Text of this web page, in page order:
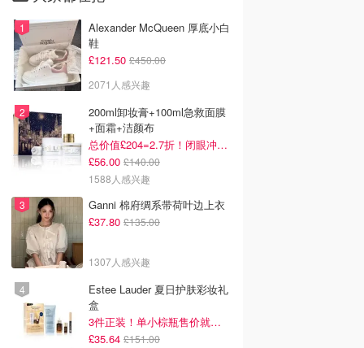
Alexander McQueen 厚底小白
鞋
£121.50 £450.00
2071人感兴趣
200ml卸妆膏+100ml急救面膜
+面霜+洁颜布
总价值£204=2.7折！闭眼冲这套！
£56.00 £140.00
1588人感兴趣
Ganni 棉府绸系带荷叶边上衣
£37.80 £135.00
1307人感兴趣
Estee Lauder 夏日护肤彩妆礼
盒
3件正装！单小棕瓶售价就要£65！
£35.64 £151.00